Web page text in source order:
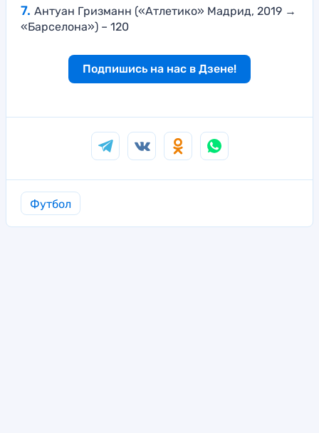
Антуан Гризманн («Атлетико» Мадрид, 2019 →
«Барселона») – 120
Подпишись на нас в Дзене!
Футбол